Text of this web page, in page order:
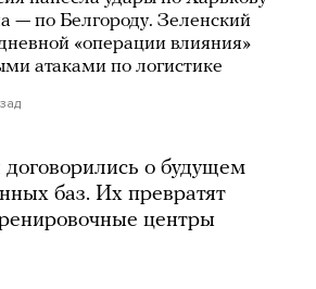
— по Белгороду. Зеленский
«операции влияния»
атаками по логистике
о будущем
баз. Их превратят
центры